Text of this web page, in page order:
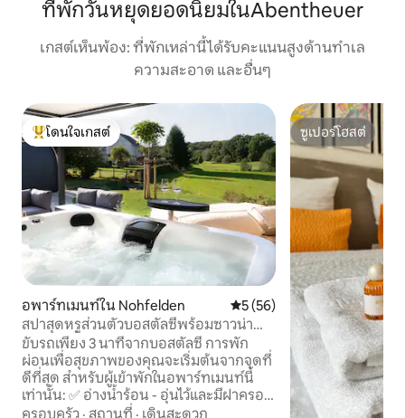
ที่พักวันหยุดยอดนิยมในAbentheuer
เกสต์เห็นพ้อง: ที่พักเหล่านี้ได้รับคะแนนสูงด้านทำเล
ความสะอาด และอื่นๆ
โดนใจเกสต์ที่สุด
โดนใจเกสต์
อพาร์ทเมนท์ใน Nohfelden คะแนนเฉลี่ย 5 จาก 5, 56 รีวิว
5 (56)
สปาสุดหรูส่วนตัวบอสตัลซีพร้อมซาวน่า
และอ่างน้ำวน
ขับรถเพียง 3 นาทีจากบอสตัลซี การพัก
ผ่อนเพื่อสุขภาพของคุณจะเริ่มต้นจากจุดที่
ดีที่สุด สำหรับผู้เข้าพักในอพาร์ทเมนท์นี้
เท่านั้น: ✅ อ่างน้ำร้อน - อุ่นไว้และมีฝาครอบ
✅ ซาวน่าด้านนอกพร้อมหน้าต่างพาโนรา
ครอบครัว · สถานที่ · เดินสะดวก
ซูเปอร์โฮสต์
ซูเปอร์โฮสต์